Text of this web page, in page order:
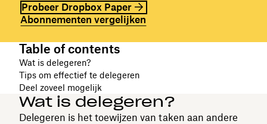
Probeer Dropbox Paper
Abonnementen vergelijken
Table of contents
Wat is delegeren?
Tips om effectief te delegeren
Deel zoveel mogelijk
Wat is delegeren?
Delegeren is het toewijzen van taken aan andere